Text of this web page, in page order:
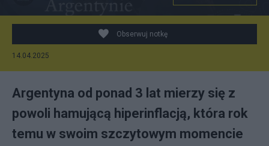
Obserwuj notkę
14.04.2025
Argentyna od ponad 3 lat mierzy się z
powoli hamującą hiperinflacją, która rok
temu w swoim szczytowym momencie